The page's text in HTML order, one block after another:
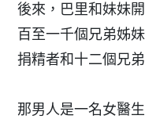
後來，巴里和妹妹
百至一千個兄弟姊
捐精者和十二個兄
那男人是一名女醫